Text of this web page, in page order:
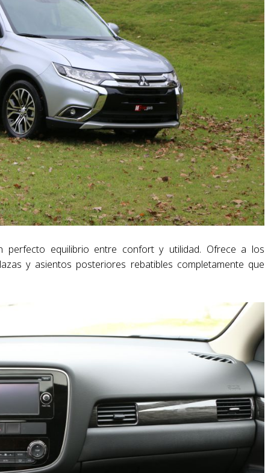
equilibrio entre confort y utilidad. Ofrece a los
y asientos posteriores rebatibles completamente que